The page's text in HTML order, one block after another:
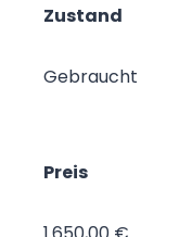
Zustand
Gebraucht
Preis